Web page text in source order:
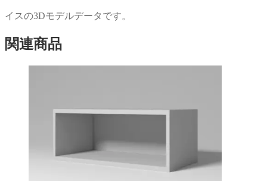
い
ウ
ン
ド
ウ
開
し
て
だ
さ
い
し
ウ
で
イスの3Dモデルデータです。
関連商品